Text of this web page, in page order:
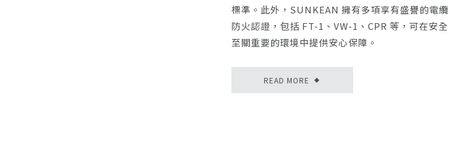
標準。此外，SUNKEAN 擁有多項享有盛譽的電纜
防火認證，包括 FT-1、VW-1、CPR 等，可在安全
至關重要的環境中提供安心保障。
READ MORE ◆